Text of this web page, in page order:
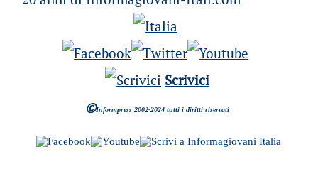
Scrivici
©Informpress 2002-2024 tutti i diritti riservati